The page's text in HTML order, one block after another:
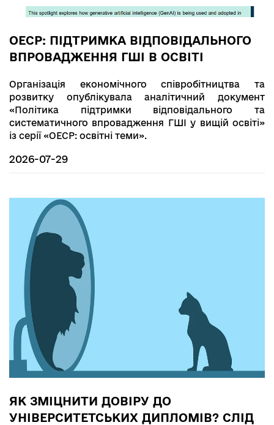
ОЕСР: ПІДТРИМКА ВІДПОВІДАЛЬНОГО
ВПРОВАДЖЕННЯ ГШІ В ОСВІТІ
Організація економічного співробітництва та
розвитку опублікувала аналітичний документ
«Політика підтримки відповідального та
систематичного впровадження ГШІ у вищій освіті»
із серії «ОЕСР: освітні теми».
2026-07-29
ЯК ЗМІЦНИТИ ДОВІРУ ДО
УНІВЕРСИТЕТСЬКИХ ДИПЛОМІВ? СЛІД